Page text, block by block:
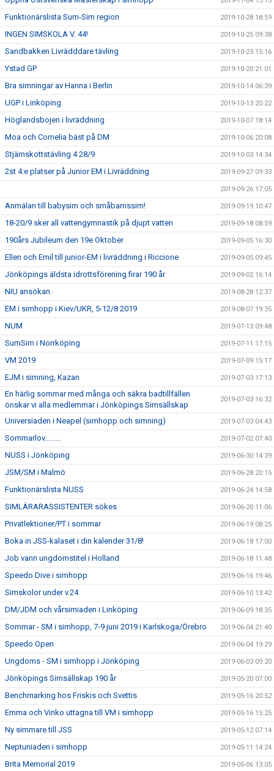
Funktionärslista Sum-Sim region 2019-10-28 18:59
INGEN SIMSKOLA V. 44! 2019-10-25 09:38
Sandbakken Livrädddare tävling 2019-10-23 15:16
Ystad GP 2019-10-20 21:01
Bra simningar av Hanna i Berlin 2019-10-14 06:39
UGP i Linköping 2019-10-13 20:22
Höglandsbojen i livräddning 2019-10-07 18:14
Moa och Cornelia bäst på DM 2019-10-06 20:08
Stjärnskottstävling 4 28/9 2019-10-03 14:34
2st 4:e platser på Junior EM i Livräddning 2019-09-27 09:33
2019-09-26 17:05
Anmälan till babysim och småbarnssim! 2019-09-19 10:47
18-20/9 sker all vattengymnastik på djupt vatten 2019-09-18 08:59
190års Jubileum den 19e Oktober 2019-09-05 16:30
Ellen och Emil till junior-EM i livräddning i Riccione 2019-09-05 09:45
Jönköpings äldsta idrottsförening firar 190 år 2019-09-02 16:14
NIU ansökan 2019-08-28 12:37
EM i simhopp i Kiev/UKR, 5-12/8 2019 2019-08-07 19:35
NUM 2019-07-13 09:48
SumSim i Norrköping 2019-07-11 17:15
VM 2019 2019-07-09 15:17
EJM i simning, Kazan 2019-07-03 17:13
En härlig sommar med många och säkra badtillfällen
önskar vi alla medlemmar i Jönköpings Simsällskap
2019-07-03 16:32
Universiaden i Neapel (simhopp och simning) 2019-07-03 04:43
Sommarlov......... 2019-07-02 07:40
NUSS i Jönköping 2019-06-30 14:39
JSM/SM i Malmö 2019-06-28 20:15
Funktionärslista NUSS 2019-06-24 14:58
SIMLÄRARASSISTENTER sökes 2019-06-20 11:06
Privatlektioner/PT i sommar 2019-06-19 08:25
Boka in JSS-kalaset i din kalender 31/8! 2019-06-18 17:00
Job vann ungdomstitel i Holland 2019-06-18 11:48
Speedo Dive i simhopp 2019-06-16 19:46
Simskolor under v.24 2019-06-10 13:42
DM/JDM och vårsimiaden i Linköping 2019-06-09 18:35
Sommar - SM i simhopp, 7-9 juni 2019 i Karlskoga/Örebro 2019-06-04 21:40
Speedo Open 2019-06-04 19:29
Ungdoms - SM i simhopp i Jönköping 2019-06-03 09:20
Jönköpings Simsällskap 190 år 2019-05-20 07:00
Benchmarking hos Friskis och Svettis 2019-05-16 20:52
Emma och Vinko uttagna till VM i simhopp 2019-05-16 15:25
Ny simmare till JSS 2019-05-12 07:14
Neptuniaden i simhopp 2019-05-11 14:24
Brita Memorial 2019 2019-05-06 13:05